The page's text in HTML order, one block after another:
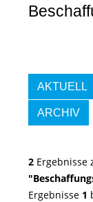
AKTUELL
ARCHIV
2 Ergebnisse
Ergebnisse 1